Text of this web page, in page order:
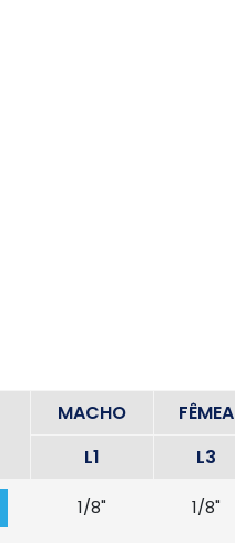
MACHO FÊMEA
L1
L3
1/8" 1/8"